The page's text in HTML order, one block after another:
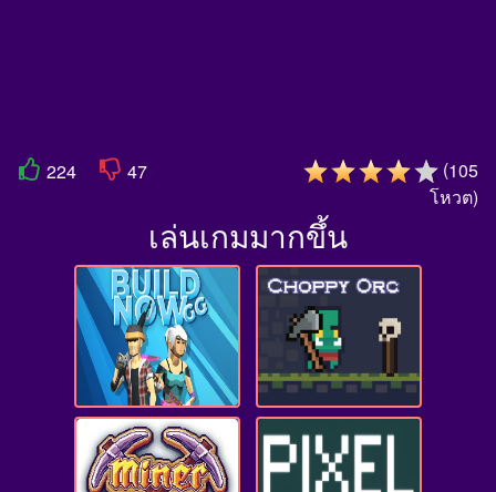
224 47 (105
โหวต)
เล่นเกมมากขึ้น